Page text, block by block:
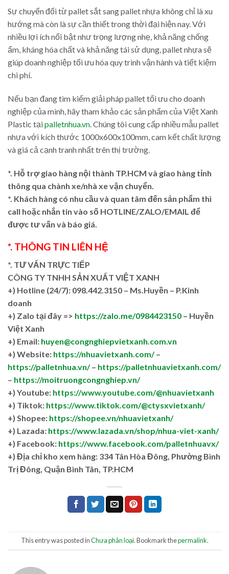
Sự chuyển đổi từ pallet sắt sang pallet nhựa không chỉ là xu
hướng mà còn là sự cần thiết trong thời đại hiện nay. Với
nhiều lợi ích nổi bật như trọng lượng nhẹ, khả năng chống
ẩm, kháng hóa chất và khả năng tái sử dụng, pallet nhựa sẽ
giúp doanh nghiệp tối ưu hóa quy trình vận hành và tiết kiệm
chi phí.
Nếu bạn đang tìm kiếm giải pháp pallet tối ưu cho doanh
nghiệp của mình, hãy tham khảo các sản phẩm của Việt Xanh
Plastic tạipalletnhua.vn. Chúng tôi cung cấp nhiều mẫu pallet
nhựa với kích thước 1000x600x100mm, cam kết chất lượng
và giá cả cạnh tranh nhất trên thị trường.
*. Hỗ trợ giao hàng nội thành TP.HCM và giao hàng tỉnh
thông qua chành xe/nhà xe vận chuyển.
*. Khách hàng có nhu cầu và quan tâm đến sản phẩm thì
call hoặc nhắn tin vào số HOTLINE/ZALO/EMAIL để
được tư vấn và báo giá.
*. THÔNG TIN LIÊN HỆ
*. TƯ VẤN TRỰC TIẾP
CÔNG TY TNHH SẢN XUẤT VIỆT XANH
+) Hotline (24/7): 098.442.3150 – Ms.Huyền – P.Kinh
doanh
+) Zalo tại đây => https://zalo.me/0984423150 – Huyền
Việt Xanh
+) Email: huyen@congnghiepvietxanh.com.vn
+) Website: https://nhuavietxanh.com/–
https://palletnhua.vn/– https://palletnhuavietxanh.com/
– https://moitruongcongnghiep.vn/
+) Youtube: https://www.youtube.com/@nhuavietxanh
+) Tiktok: https://www.tiktok.com/@ctysxvietxanh/
+) Shopee: https://shopee.vn/nhuavietxanh/
+) Lazada: https://www.lazada.vn/shop/nhua-viet-xanh/
+) Facebook: https://www.facebook.com/palletnhuavx/
+) Địa chỉ kho xem hàng: 334 Tân Hòa Đông, Phường Bình
Trị Đông, Quận Bình Tân, TP.HCM
This entry was posted inChưa phân loại. Bookmark thepermalink.